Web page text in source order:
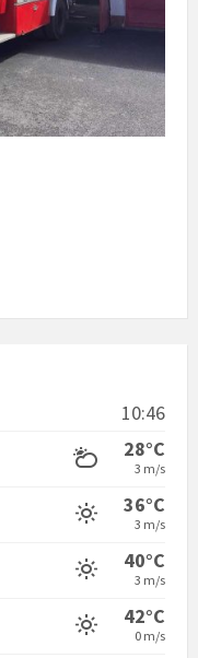
10:46
28°C
3 m/s
36°C
3 m/s
40°C
3 m/s
42°C
0 m/s